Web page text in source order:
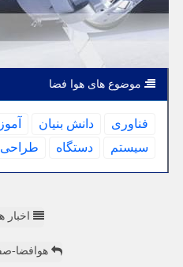
موضوع های هوا فضا
فناوری دانش بنیان
سیستم
دستگاه طراحی
اخبار
هوافضا-